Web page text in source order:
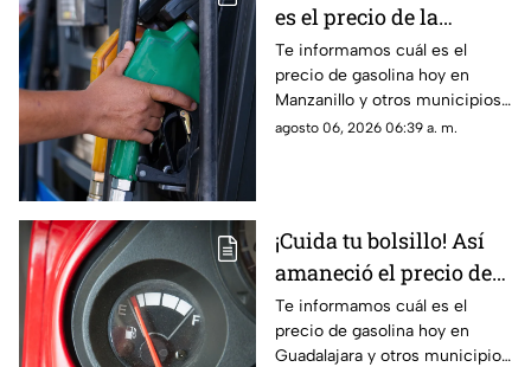
es el precio de la
gasolina en Colima
HOY
Te informamos cuál es el
precio de gasolina hoy en
Manzanillo y otros municipios
del estado de Colima para este
agosto 06, 2026 06:39 a. m.
¡Cuida tu bolsillo! Así
amaneció el precio de
la gasolina en Jalisco
HOY
Te informamos cuál es el
precio de gasolina hoy en
Guadalajara y otros municipios